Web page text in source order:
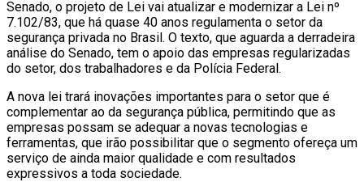
Senado, o projeto de Lei vai atualizar e modernizar a Lei nº
7.102/83, que há quase 40 anos regulamenta o setor da
segurança privada no Brasil. O texto, que aguarda a derradeira
análise do Senado, tem o apoio das empresas regularizadas
do setor, dos trabalhadores e da Polícia Federal.
A nova lei trará inovações importantes para o setor que é
complementar ao da segurança pública, permitindo que as
empresas possam se adequar a novas tecnologias e
ferramentas, que irão possibilitar que o segmento ofereça um
serviço de ainda maior qualidade e com resultados
expressivos a toda sociedade.